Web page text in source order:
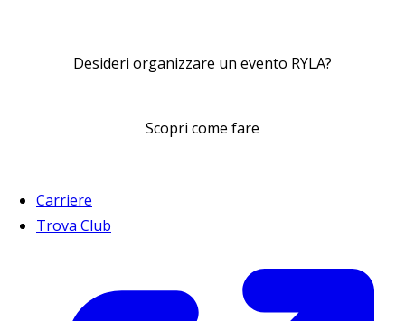
Desideri organizzare un evento RYLA?
Scopri come fare
Carriere
Trova Club